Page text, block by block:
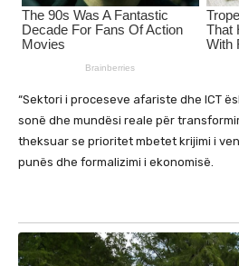
“Sektori i proceseve afariste dhe ICT
sonë dhe mundësi reale për
theksuar se prioritet mbetet krijimi i
punës dhe formalizimi i ekonomisë.